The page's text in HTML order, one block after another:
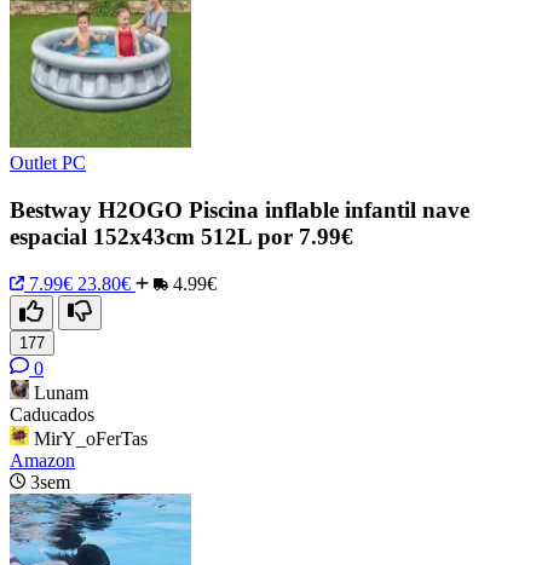
Outlet PC
Bestway H2OGO Piscina inflable infantil nave
espacial 152x43cm 512L por 7.99€
7.99€ 23.80€ 4.99€
177
0
Lunam
Caducados
MirY_oFerTas
Amazon
3sem